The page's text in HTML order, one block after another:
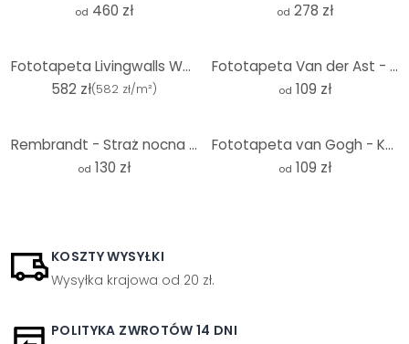
od 460 zł od 278 zł
Fototapeta Livingwalls Walls by Patel 3 Artist`S Studio 2 zielony, niebieski, różowy, żółty, czerwon
582 zł(582 zł/m²)
Fototapeta Van der Ast - Kwiaty w wazonie Wan-Li - Okrągłe - tapeta flizelinowa/tapeta flizelinowa s
od 109 zł
Rembrandt - Straż nocna - Fototapeta okrągła - tapeta flizelinowa/tapeta flizelinowa samoprzylepna
od 130 zł
Fototapeta van Gogh - Kwiat migdałowca - czarny - Okrągły - tapeta flizelinowa/tapeta flizelinowa sa
od 109 zł
KOSZTY WYSYŁKI
Wysyłka krajowa od 20 zł.
POLITYKA ZWROTÓW 14 DNI